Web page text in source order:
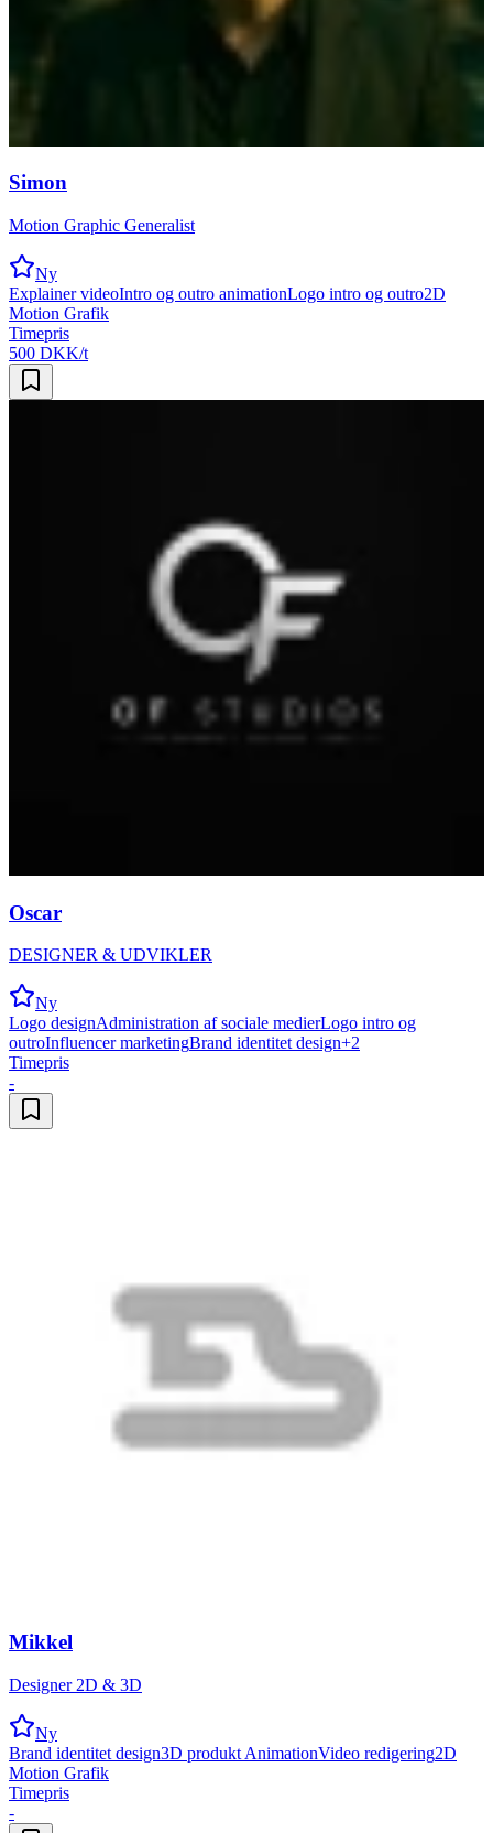
Simon
Motion Graphic Generalist
Ny
Explainer videoIntro og outro animationLogo intro og outro2D
Motion Grafik
Timepris
500 DKK/t
Oscar
DESIGNER & UDVIKLER
Ny
Logo designAdministration af sociale medierLogo intro og
outroInfluencer marketingBrand identitet design+2
Timepris
-
Mikkel
Designer 2D & 3D
Ny
Brand identitet design3D produkt AnimationVideo redigering2D
Motion Grafik
Timepris
-